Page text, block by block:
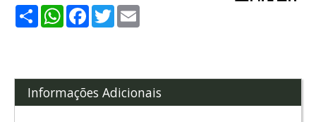
ShareWhatsApp
Facebook
Twitter
Informações Adicionais